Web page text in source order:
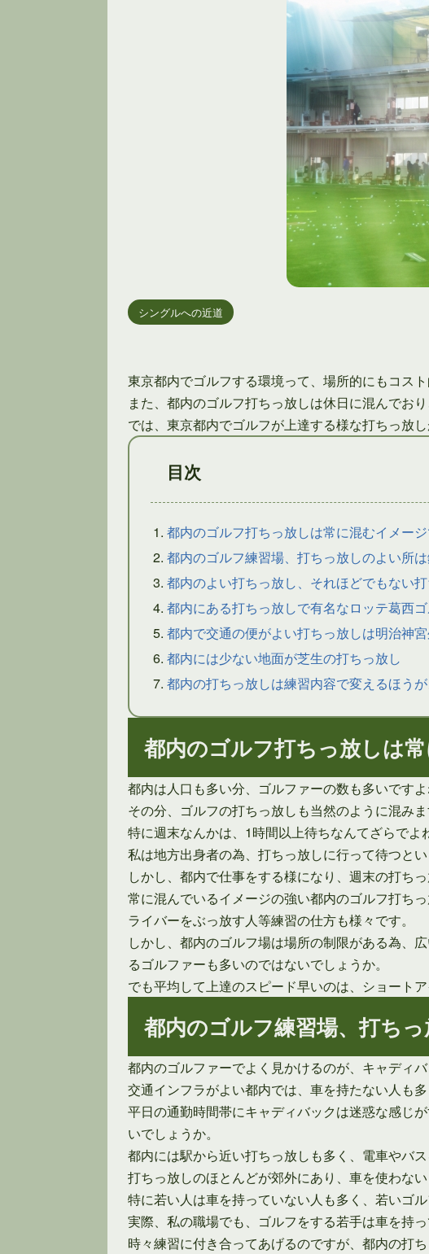
シングルへの近道
東京都内でゴルフする環境って、場所的にもコス
また、都内のゴルフ打ちっ放しは休日に混んでお
では、東京都内でゴルフが上達する様な打ちっ放
目次
都内のゴルフ打ちっ放しは常に混むイメー
都内のゴルフ練習場、打ちっ放しのよい所
都内のよい打ちっ放し、それほどでもない
都内にある打ちっ放しで有名なロッテ葛西
都内で交通の便がよい打ちっ放しは明治神
都内には少ない地面が芝生の打ちっ放し
都内の打ちっ放しは練習内容で変えるほう
都内のゴルフ打ちっ放しは
都内は人口も多い分、ゴルファーの数も多いですよ
その分、ゴルフの打ちっ放しも当然のように混みま
特に週末なんかは、1時間以上待ちなんてざらでよ
私は地方出身者の為、打ちっ放しに行って待つと
しかし、都内で仕事をする様になり、週末の打ち
常に混んでいるイメージの強い都内のゴルフ打ち
ライバーをぶっ放す人等練習の仕方も様々です。
しかし、都内のゴルフ場は場所の制限がある為、
るゴルファーも多いのではないでしょうか。
でも平均して上達のスピード早いのは、ショート
都内のゴルフ練習場、打ち
都内のゴルファーでよく見かけるのが、キャディ
交通インフラがよい都内では、車を持たない人も
平日の通勤時間帯にキャディバックは迷惑な感じ
いでしょうか。
都内には駅から近い打ちっ放しも多く、電車やバス
打ちっ放しのほとんどが郊外にあり、車を使わな
特に若い人は車を持っていない人も多く、若いゴ
実際、私の職場でも、ゴルフをする若手は車を持
時々練習に付き合ってあげるのですが、都内の打